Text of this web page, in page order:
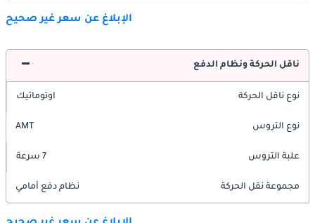
الإبلاغ عن سعر غير صحيح
ناقل الحركة ونظام الدفع
نوع ناقل الحركة اوتوماتيك
نوع التروس AMT
علبة التروس 7 سرعة
مجموعة نقل الحركة نظام دفع أمامي